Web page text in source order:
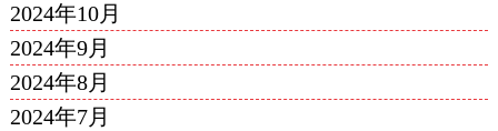
2024年10月
2024年9月
2024年8月
2024年7月